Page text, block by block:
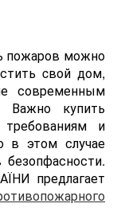
пожаров можно
cвой дом,
современным
Важно купить
и
в этом случае
предлагает